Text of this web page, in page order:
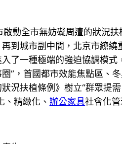
動全市無妨礙周遭的狀況扶
到城市副中間，北京市繚
了一種極端的強迫協調模
”，首國都市效能焦點區、
況扶植條例》樹立“群眾提
、精緻化、辦公家具社會化